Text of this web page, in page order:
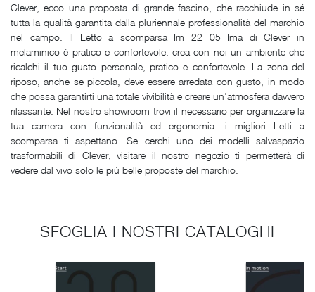
Clever, ecco una proposta di grande fascino, che racchiude in sé
tutta la qualità garantita dalla pluriennale professionalità del marchio
nel campo. Il Letto a scomparsa Im 22 05 Ima di Clever in
melaminico è pratico e confortevole: crea con noi un ambiente che
ricalchi il tuo gusto personale, pratico e confortevole. La zona del
riposo, anche se piccola, deve essere arredata con gusto, in modo
che possa garantirti una totale vivibilità e creare un'atmosfera davvero
rilassante. Nel nostro showroom trovi il necessario per organizzare la
tua camera con funzionalità ed ergonomia: i migliori Letti a
scomparsa ti aspettano. Se cerchi uno dei modelli salvaspazio
trasformabili di Clever, visitare il nostro negozio ti permetterà di
vedere dal vivo solo le più belle proposte del marchio.
SFOGLIA I NOSTRI CATALOGHI